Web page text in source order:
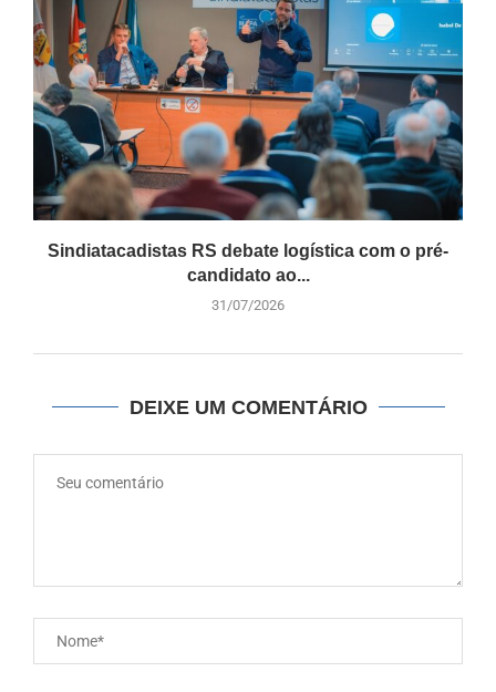
Sindiatacadistas RS debate logística com o pré-
candidato ao...
31/07/2026
DEIXE UM COMENTÁRIO